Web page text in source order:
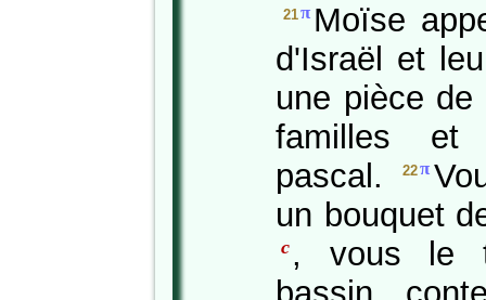
21π Moïse
d'Israël et
une pièce
familles et
pascal.22π
un bouquet
c , vous le